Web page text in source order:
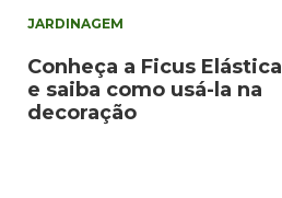
JARDINAGEM
Conheça a Ficus Elástica
e saiba como usá-la na
decoração